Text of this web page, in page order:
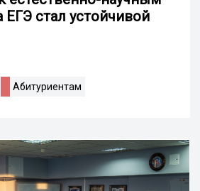
стал устойчивой
Абитуриентам